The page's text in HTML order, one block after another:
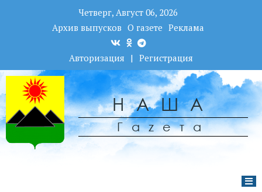
Четверг, Август 06, 2026
Архив выпусков О газете Реклама
Авторизация | Регистрация
НАША
Гаzета